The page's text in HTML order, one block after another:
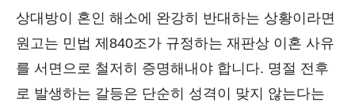
상대방이 혼인 해소에 완강히 반대하는 상황이라면
원고는 민법 제840조가 규정하는 재판상 이혼 사유
를 서면으로 철저히 증명해내야 합니다. 명절 전후
로 발생하는 갈등은 단순히 성격이 맞지 않는다는